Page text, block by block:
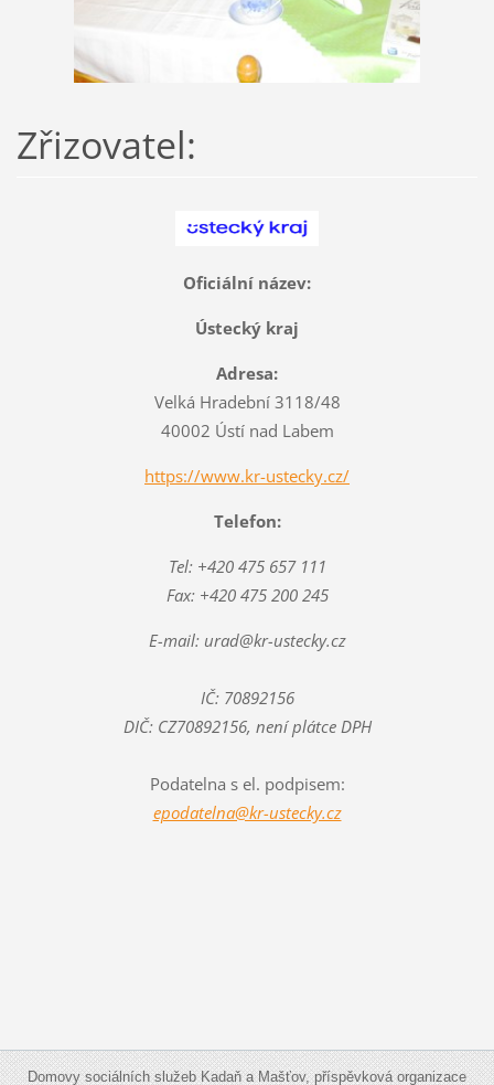
Zřizovatel:
Oficiální název:
Ústecký kraj
Adresa:
Velká Hradební 3118/48
40002 Ústí nad Labem
https://www.kr-ustecky.cz/
Telefon:
Tel: +420 475 657 111
Fax: +420 475 200 245
E-mail: urad@kr-ustecky.cz
IČ: 70892156
DIČ: CZ70892156, není plátce DPH
Podatelna s el. podpisem:
epodatelna@kr-ustecky.cz
Domovy sociálních služeb Kadaň a Mašťov, příspěvková organizace